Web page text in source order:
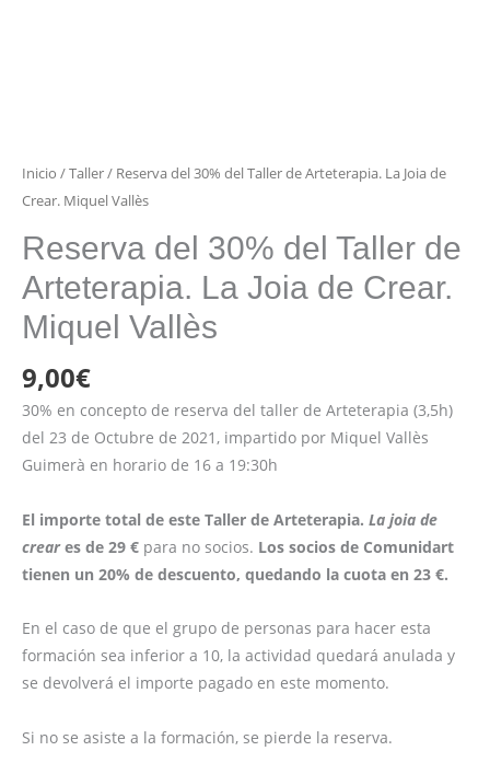
Inicio /Taller/ Reserva del 30% del Taller de Arteterapia. La Joia de
Crear. Miquel Vallès
Reserva del 30% del Taller de
Arteterapia. La Joia de Crear.
Miquel Vallès
9,00€
30% en concepto de reserva del taller de Arteterapia (3,5h)
del 23 de Octubre de 2021, impartido por Miquel Vallès
Guimerà en horario de 16 a 19:30h
El importe total de este Taller de Arteterapia. La joia de
creares de 29 € para no socios. Los socios de Comunidart
tienen un 20% de descuento, quedando la cuota en 23 €.
En el caso de que el grupo de personas para hacer esta
formación sea inferior a 10, la actividad quedará anulada y
se devolverá el importe pagado en este momento.
Si no se asiste a la formación, se pierde la reserva.